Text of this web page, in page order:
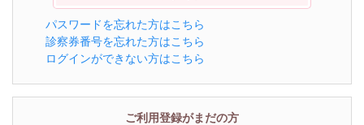
パスワードを忘れた方はこちら
診察券番号を忘れた方はこちら
ログインができない方はこちら
ご利用登録がまだの方